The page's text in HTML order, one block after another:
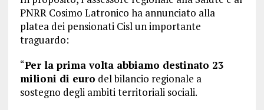
PNRR Cosimo Latronico ha annunciato alla
platea dei pensionati Cisl un importante
traguardo:
“Per la prima volta abbiamo destinato 23
milioni di euro del bilancio regionale a
sostegno degli ambiti territoriali sociali.